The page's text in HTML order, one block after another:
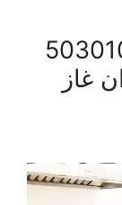
50301080
غاز